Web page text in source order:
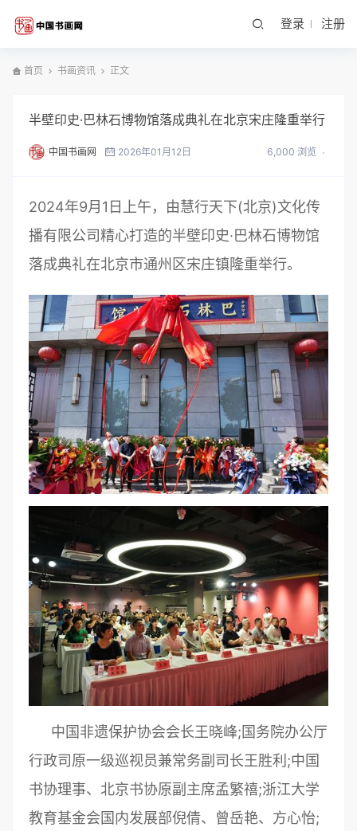
登录 注册
首页 书画资讯 正文
半壁印史·巴林石博物馆落成典礼在北京宋庄隆重举行
中国书画网 2026年01月12日 6,000 浏览
2024年9月1日上午，由慧行天下(北京)文化传
播有限公司精心打造的半壁印史·巴林石博物馆
落成典礼在北京市通州区宋庄镇隆重举行。
中国非遗保护协会会长王晓峰;国务院办公厅
行政司原一级巡视员兼常务副司长王胜利;中国
书协理事、北京书协原副主席孟繁禧;浙江大学
教育基金会国内发展部倪倩、曾岳艳、方心怡;